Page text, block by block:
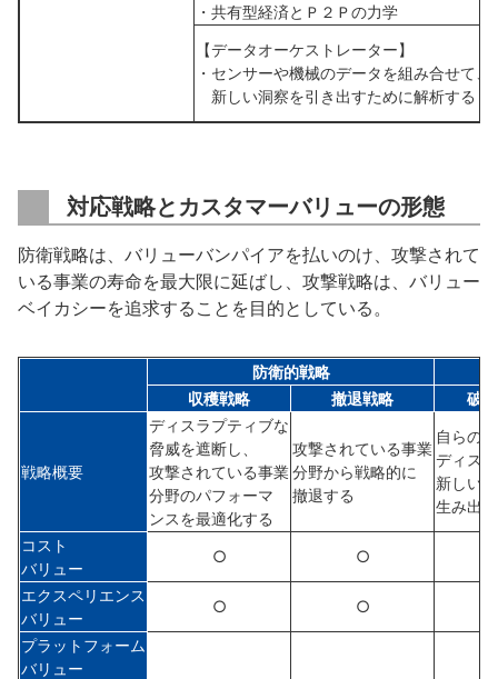
・共有型経済とＰ２Ｐの力学
【データオーケストレーター】
・センサーや機械のデータを組み合せて、
新しい洞察を引き出すために解析する
対応戦略とカスタマーバリューの形態
防衛戦略は、バリューバンパイアを払いのけ、攻撃されて
いる事業の寿命を最大限に延ばし、攻撃戦略は、バリュー
ベイカシーを追求することを目的としている。
防衛的戦略
収穫戦略
撤退戦略 破
戦略概要
ディスラプティブな
脅威を遮断し、
攻撃されている事業
分野のパフォーマ
ンスを最適化する
攻撃されている事業
分野から戦略的に
撤退する
自らの
ディス
新しい
生み出す
コスト
バリュー
○ ○
エクスペリエンス
バリュー
○ ○
プラットフォーム
バリュー